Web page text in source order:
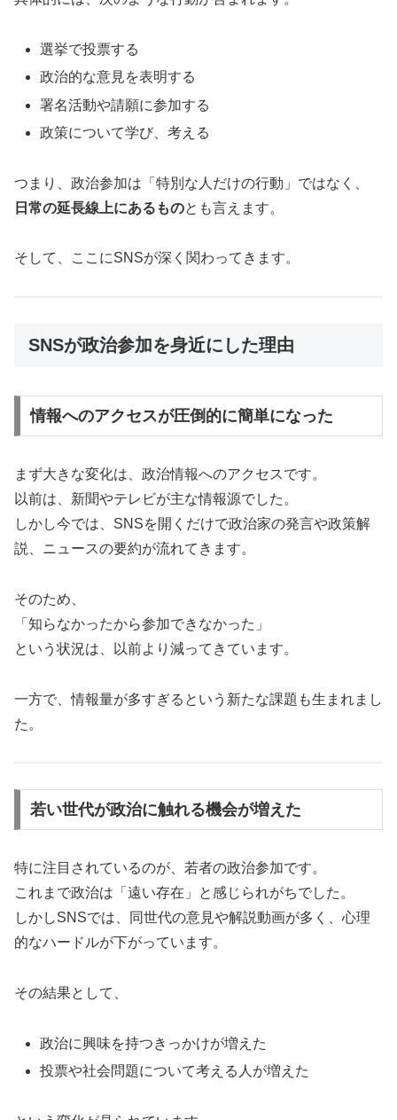
選挙で投票する
政治的な意見を表明する
署名活動や請願に参加する
政策について学び、考える
つまり、政治参加は「特別な人だけの行動」ではなく、
日常の延長線上にあるものとも言えます。
そして、ここにSNSが深く関わってきます。
SNSが政治参加を身近にした理由
情報へのアクセスが圧倒的に簡単になった
まず大きな変化は、政治情報へのアクセスです。
以前は、新聞やテレビが主な情報源でした。
しかし今では、SNSを開くだけで政治家の発言や政策解
説、ニュースの要約が流れてきます。
そのため、
「知らなかったから参加できなかった」
という状況は、以前より減ってきています。
一方で、情報量が多すぎるという新たな課題も生まれまし
た。
若い世代が政治に触れる機会が増えた
特に注目されているのが、若者の政治参加です。
これまで政治は「遠い存在」と感じられがちでした。
しかしSNSでは、同世代の意見や解説動画が多く、心理
的なハードルが下がっています。
その結果として、
政治に興味を持つきっかけが増えた
投票や社会問題について考える人が増えた